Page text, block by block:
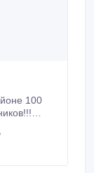
100